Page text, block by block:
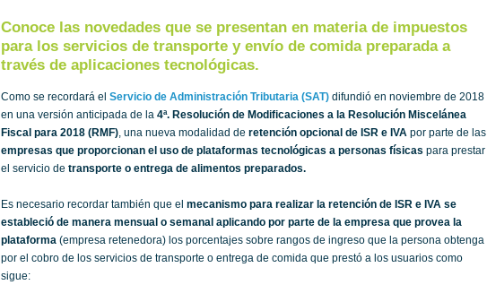
Conoce las novedades que se presentan en materia de impuestos
para los servicios de transporte y envío de comida preparada a
través de aplicaciones tecnológicas.
Como se recordará el Servicio de Administración Tributaria (SAT) difundió en noviembre de 2018
en una versión anticipada de la 4ª. Resolución de Modificaciones a la Resolución Miscelánea
Fiscal para 2018 (RMF), una nueva modalidad de retención opcional de ISR e IVA por parte de las
empresas que proporcionan el uso de plataformas tecnológicas a personas físicas para prestar
el servicio de transporte o entrega de alimentos preparados.
Es necesario recordar también que el mecanismo para realizar la retención de ISR e IVA se
estableció de manera mensual o semanal aplicando por parte de la empresa que provea la
plataforma (empresa retenedora) los porcentajes sobre rangos de ingreso que la persona obtenga
por el cobro de los servicios de transporte o entrega de comida que prestó a los usuarios como
sigue: